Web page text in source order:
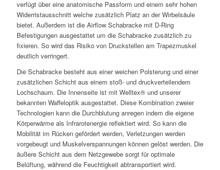
verfügt über eine anatomische Passform und einem sehr hohen
Widerristausschnitt welche zusätzlich Platz an der Wirbelsäule
bietet. Außerdem ist die Airflow Schabracke mit D-Ring
Befestigungen ausgestattet um die Schabracke zusätzlich zu
fixieren. So wird das Risiko von Druckstellen am Trapezmuskel
deutlich verringert.
Die Schabracke besteht aus einer weichen Polsterung und einer
zusätzlichen Schicht aus einem stoß- und druckverteilendem
Lochschaum. Die Innenseite ist mit Welltex® und unserer
bekannten Waffeloptik ausgestattet. Diese Kombination zweier
Technologien kann die Durchblutung anregen indem die eigene
Körperwärme als Infrarotenergie reflektiert wird. So kann die
Mobilität im Rücken gefördert werden, Verletzungen werden
vorgebeugt und Muskelverspannungen können gelöst werden. Die
äußere Schicht aus dem Netzgewebe sorgt für optimale
Belüftung, während die Feuchtigkeit abtransportiert wird.